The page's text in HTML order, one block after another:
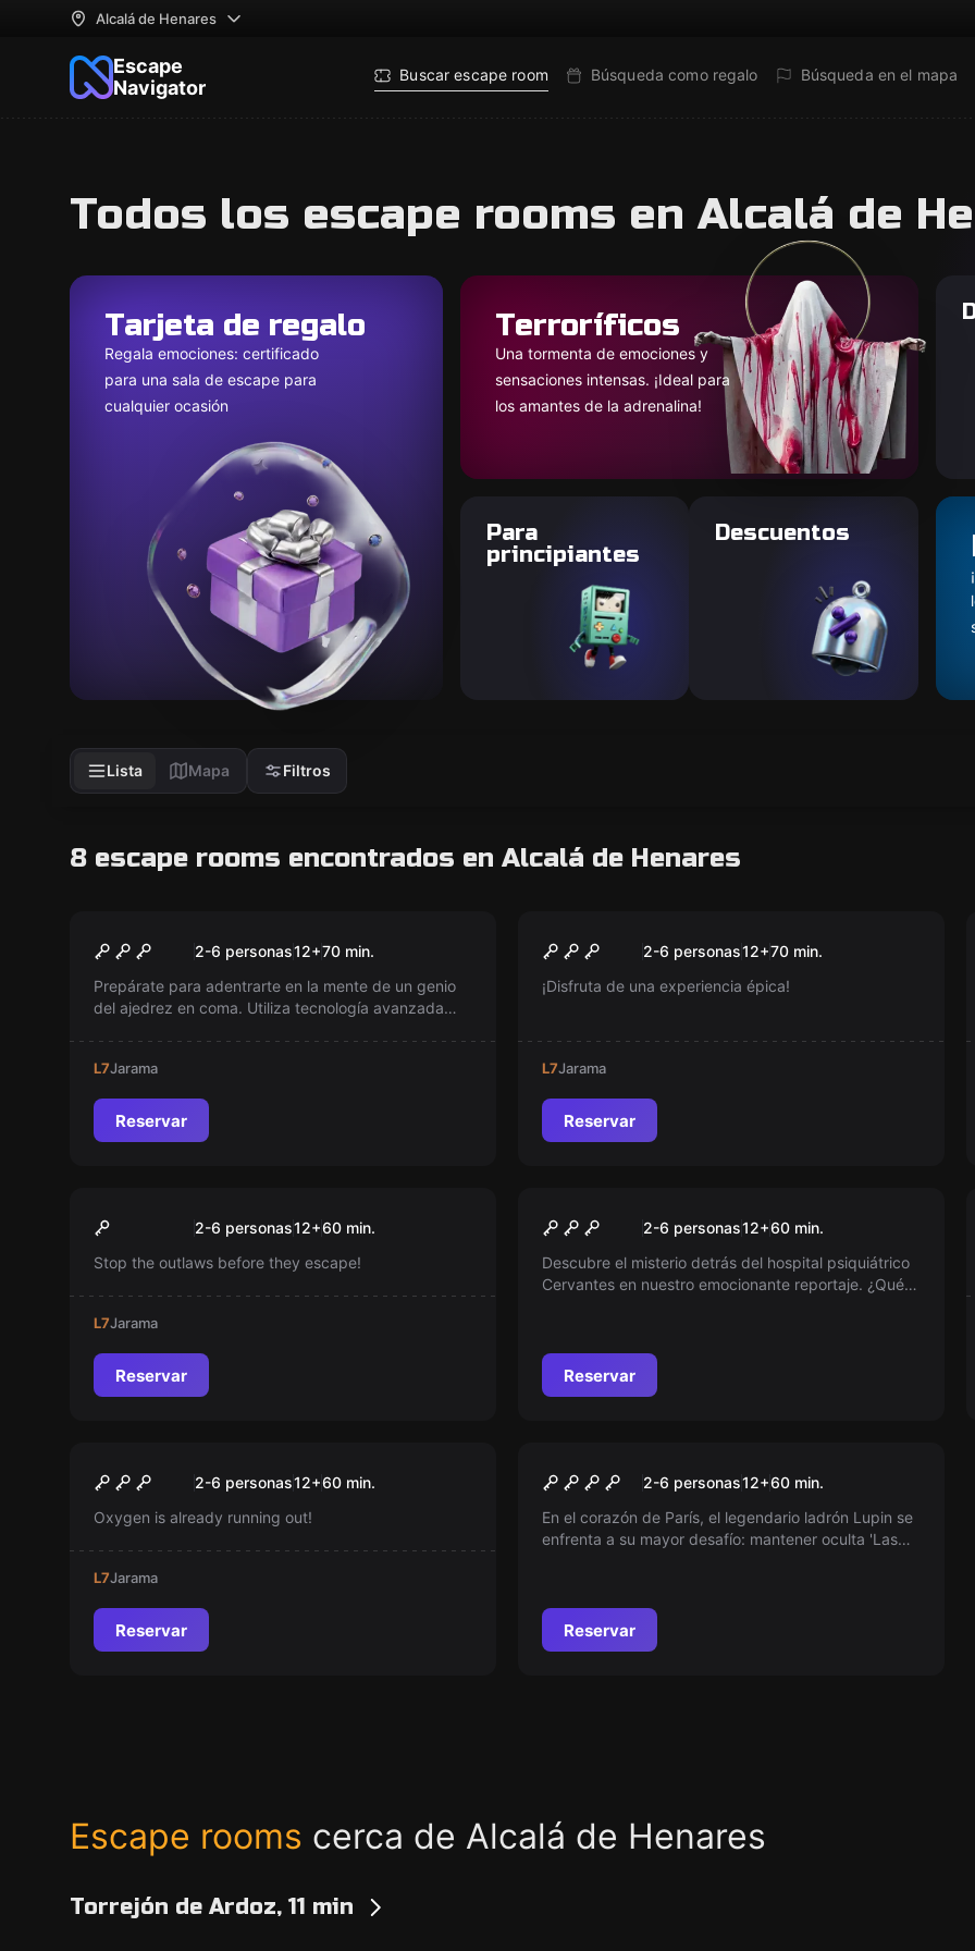
Alcalá de Henares
Escape
Navigator
Buscar escape room Búsqueda como regalo Búsqueda en el mapa
Todos los escape rooms en Alcalá de
Tarjeta de regalo
Regala emociones: certificado
para una sala de escape para
cualquier ocasión
Terroríficos
Una tormenta de emociones y
sensaciones intensas. ¡Ideal para
los amantes de la adrenalina!
Para
principiantes
Descuentos
Lista Mapa Filtros
8 escape rooms encontrados en Alcalá de Henares
Nuevo
En La Mente De Un Genio
2-6 personas12+70 min.
Prepárate para adentrarte en la mente de un genio
del ajedrez en coma. Utiliza tecnología avanzada
aventura donde solo tú eres el protagonista. ¿Te
atreves?
L7Jarama
Reservar
Nuevo
El Laberinto del Minotauro
2-6 personas12+70 min.
¡Disfruta de una experiencia épica!
L7Jarama
Reservar
Nuevo
Arizona Shootout
2-6 personas12+60 min.
Stop the outlaws before they escape!
L7Jarama
Reservar
Nuevo
El Psiquiátrico
2-6 personas12+60 min.
Descubre el misterio detrás del hospital psiquiátrico
Cervantes en nuestro emocionante reportaje. ¿Qué
un país entero busca respuestas. ¿Te atreves a
investigar?
Reservar
Nuevo
Under Pressure
2-6 personas12+60 min.
Oxygen is already running out!
L7Jarama
Reservar
Nuevo
La Celda De Lupin
2-6 personas12+60 min.
En el corazón de París, el legendario ladrón Lupin se
enfrenta a su mayor desafío: mantener oculta 'Las
misterio antes de ser descubierto en este
emocionante juego de ingenio.
Reservar
Escape rooms cerca de Alcalá de Henares
Torrejón de Ardoz, 11 min